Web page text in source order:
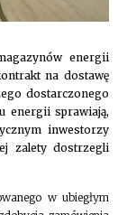
energii
na dostawę
dostarczonego
energii sprawiają,
inwestorzy
zalety dostrzegli
w ubiegłym